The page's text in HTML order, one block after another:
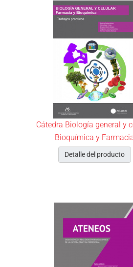
Cátedra Biología general y
Bioquímica y
Detalle del producto